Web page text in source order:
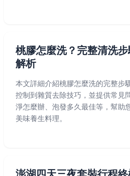
桃膠怎麼洗？完整清洗
解析
本文詳細介紹桃膠怎麼洗的完整步
控制到雜質去除技巧，並提供常見
淨怎麼辦、泡發多久最佳等，幫助
美味養生料理。